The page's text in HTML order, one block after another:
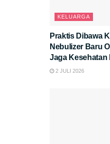
KELUARGA
Praktis Dibawa
Nebulizer Baru
Jaga Kesehatan
Anda.
2 JULI 2026